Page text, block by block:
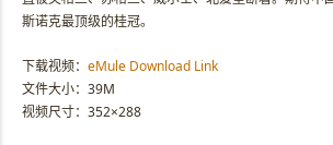
斯诺克最顶级的桂冠。
下载视频： eMule Download Link
文件大小：39M
视频尺寸：352×288